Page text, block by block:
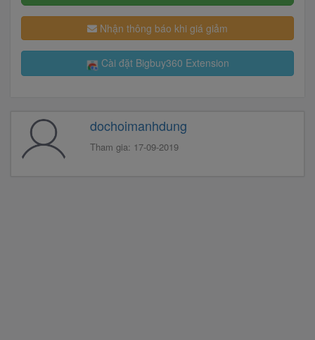
Nhận thông báo khi giá giảm
Cài đặt Bigbuy360 Extension
dochoimanhdung
Tham gia: 17-09-2019